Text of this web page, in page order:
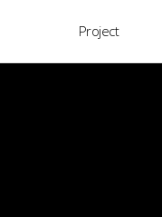
Project